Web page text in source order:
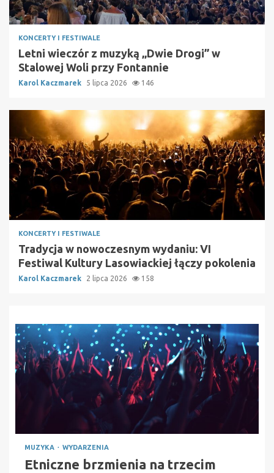
KONCERTY I FESTIWALE
Letni wieczór z muzyką „Dwie Drogi” w
Stalowej Woli przy Fontannie
Karol Kaczmarek 5 lipca 2026 146
KONCERTY I FESTIWALE
Tradycja w nowoczesnym wydaniu: VI
Festiwal Kultury Lasowiackiej łączy pokolenia
Karol Kaczmarek 2 lipca 2026 158
MUZYKA WYDARZENIA
Etniczne brzmienia na trzecim